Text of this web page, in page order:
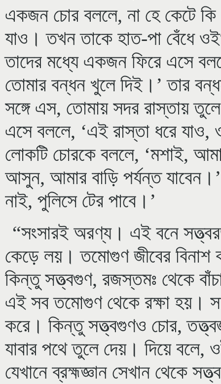
একজন চোর বললে, না হে কেটে কি
যাও। তখন তাকে হাত-পা বেঁধে
তাদের মধ্যে একজন ফিরে এসে
তোমার বন্ধন খুলে দিই।’ তার
সঙ্গে এস, তোমায় সদর রাস্তায়
এসে বললে, ‘এই রাস্তা ধরে যাও,
লোকটি চোরকে বললে, ‘মশাই,
আসুন, আমার বাড়ি পর্যন্ত
নাই, পুলিসে টের পাবে।’
“সংসারই অরণ্য। এই বনে
কেড়ে লয়। তমোগুণ জীবের
কিন্তু সত্ত্বগুণ, রজস্তমঃ থেকে
এই সব তমোগুণ থেকে রক্ষা হয়।
করে। কিন্তু সত্ত্বগুণও চোর,
যাবার পথে তুলে দেয়। দিয়ে বলে,
যেখানে ব্রহ্মজ্ঞান সেখান থেকে